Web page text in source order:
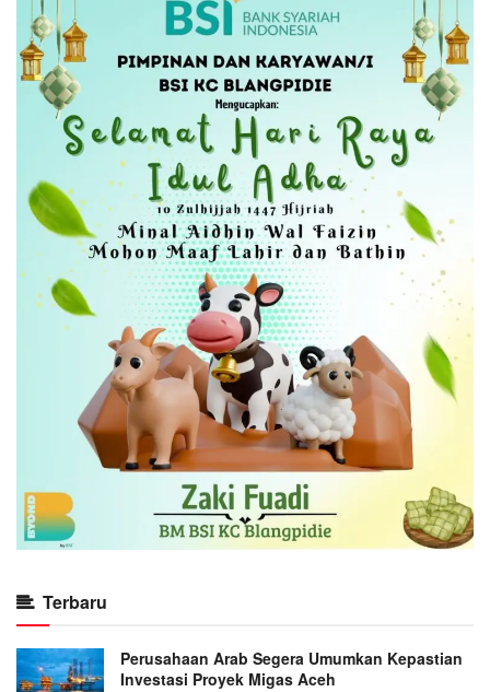
Terbaru
Perusahaan Arab Segera Umumkan Kepastian
Investasi Proyek Migas Aceh